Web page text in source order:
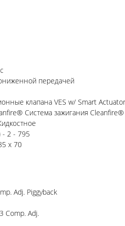
передачей
клапана VES w/ Smart Actuator
Система зажигания
- 2 - 795
x 70
Adj. Piggyback
Comp. Adj.